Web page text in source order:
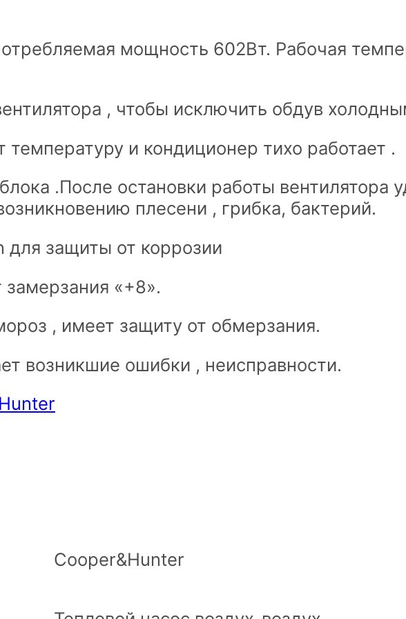
мощность 602Вт. Рабочая
, чтобы исключить обдув
и кондиционер тихо работает .
.После остановки работы вентилятора
плесени , грибка, бактерий.
защиты от коррозии
«+8».
, имеет защиту от обмерзания.
возникшие ошибки , неисправности.
Cooper&Hunter